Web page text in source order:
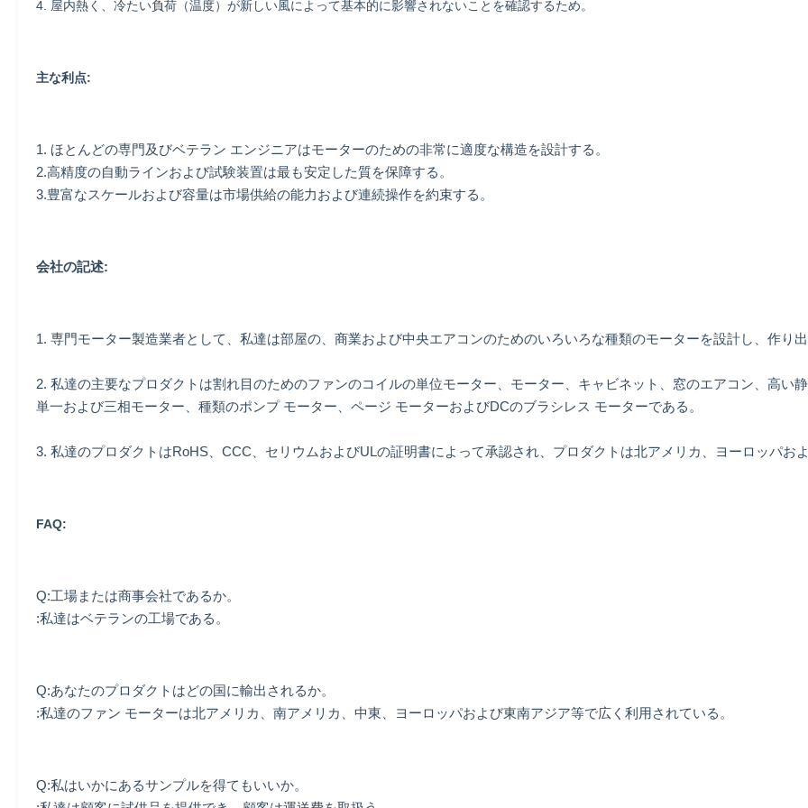
4. 屋内熱く、冷たい負荷（温度）が新しい風によって基本的に影響されないことを確認するため。
主な利点:
1. ほとんどの専門及びベテラン エンジニアはモーターのための非常に適度な構造を設計する。
2.高精度の自動ラインおよび試験装置は最も安定した質を保障する。
3.豊富なスケールおよび容量は市場供給の能力および連続操作を約束する。
会社の記述:
1. 専門モーター製造業者として、私達は部屋の、商業および中央エアコンのためのいろいろな種類のモーターを設計し、作り
2. 私達の主要なプロダクトは割れ目のためのファンのコイルの単位モーター、モーター、キャビネット、窓のエアコン、高い
単一および三相モーター、種類のポンプ モーター、ページ モーターおよびDCのブラシレス モーターである。
3. 私達のプロダクトはRoHS、CCC、セリウムおよびULの証明書によって承認され、プロダクトは北アメリカ、ヨーロッパお
FAQ:
Q:工場または商事会社であるか。
:私達はベテランの工場である。
Q:あなたのプロダクトはどの国に輸出されるか。
:私達のファン モーターは北アメリカ、南アメリカ、中東、ヨーロッパおよび東南アジア等で広く利用されている。
Q:私はいかにあるサンプルを得てもいいか。